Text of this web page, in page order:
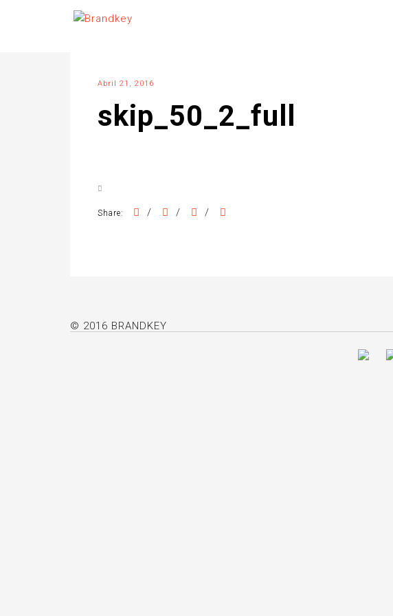
Abril 21, 2016
skip_50_2_full
Share: / / /
© 2016 BRANDKEY